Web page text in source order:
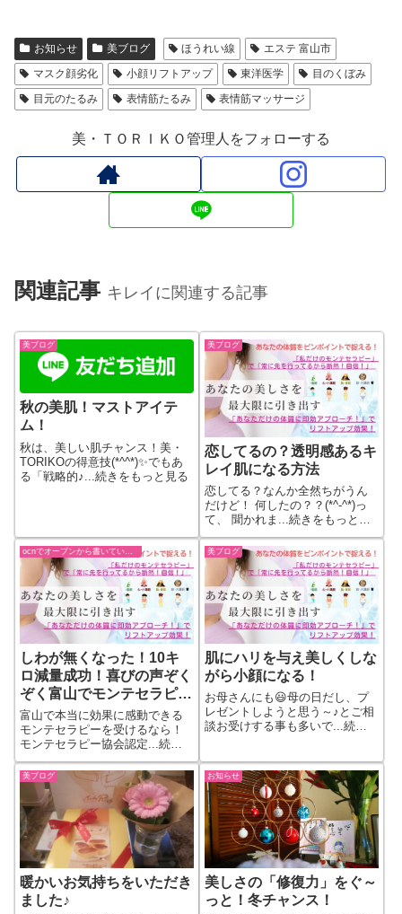
お知らせ 美ブログ ほうれい線
エステ 富山市
マスク顔劣化
小顔リフトアップ 東洋医学
目のくぼみ
目元のたるみ
表情筋たるみ 表情筋マッサージ
美・ＴＯＲＩＫＯ管理人をフォローする
関連記事 キレイに関連する記事
美ブログ
秋の美肌！マストアイテ
ム！
秋は、美しい肌チャンス！美・
TORIKOの得意技(*^^*)✨でもあ
る「戦略的♪...続きをもっと見る
美ブログ
恋してるの？透明感あるキ
レイ肌になる方法
恋してる？なんか全然ちがうん
だけど！ 何したの？？(*^-^*)っ
て、 聞かれま...続きをもっと見
る
しわが無くなった！10キ
ロ減量成功！喜びの声ぞく
ぞく富山でモンテセラピー
を受けるなら！
富山で本当に効果に感動できる
モンテセラピーを受けるなら！
モンテセラピー協会認定...続き
をもっと見る
美ブログ
肌にハリを与え美しくしな
がら小顔になる！
お母さんにも😃母の日だし、プ
レゼントしようと思う～♪とご相
談お受けする事も多いで...続き
美ブログ
暖かいお気持ちをいただき
ました♪
お知らせ
美しさの「修復力」をぐ～
っと！冬チャンス！